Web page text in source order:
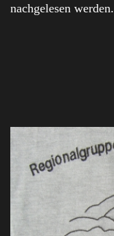
nachgelesen werden.